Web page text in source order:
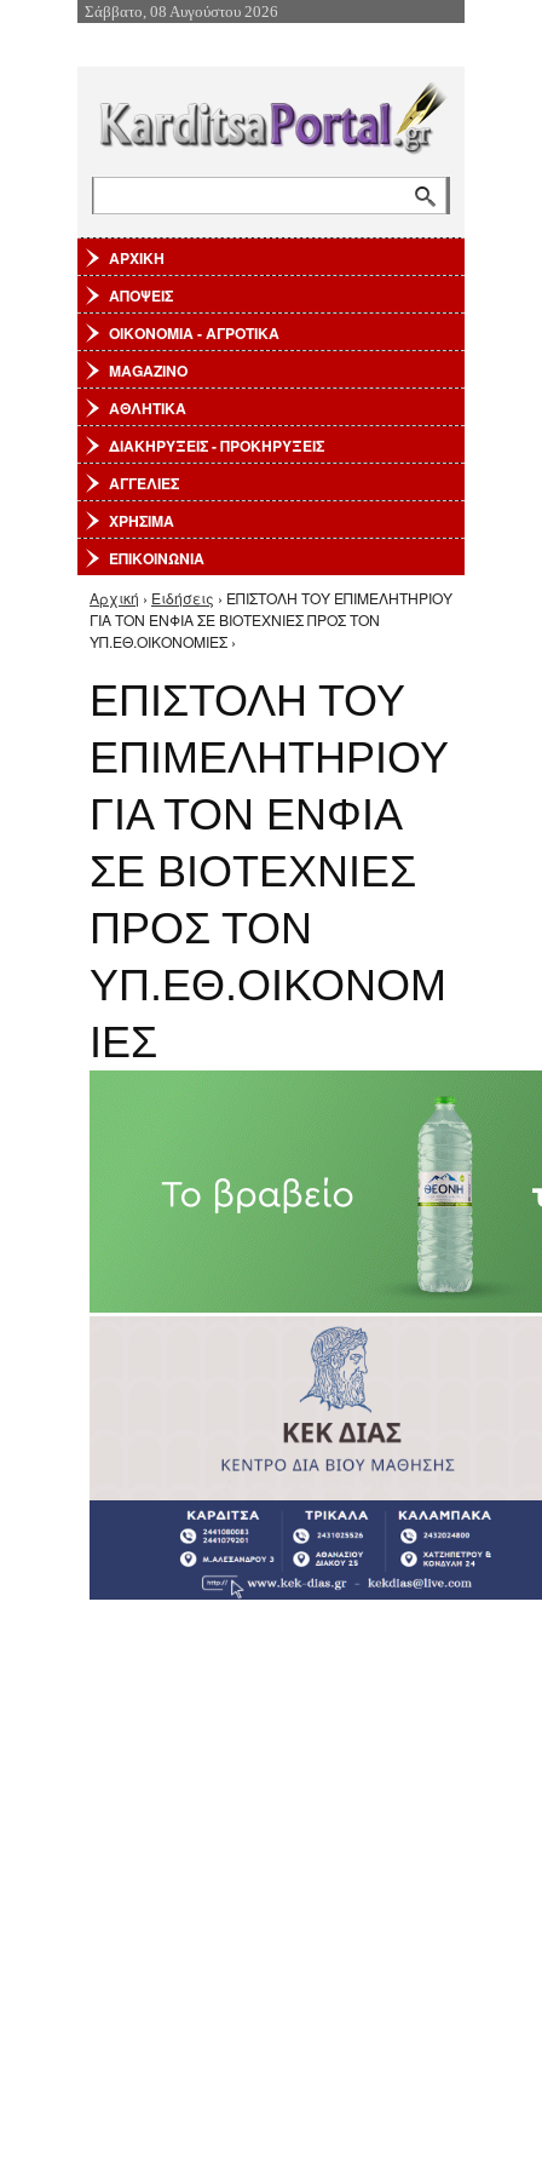
Επιστροφή στην Πλοήγηση
Σάββατο, 08 Αυγούστου 2026
ΑΡΧΙΚΗ
ΑΠΟΨΕΙΣ
ΟΙΚΟΝΟΜΙΑ - ΑΓΡΟΤΙΚΑ
MAGAZINO
ΑΘΛΗΤΙΚΑ
ΔΙΑΚΗΡΥΞΕΙΣ - ΠΡΟΚΗΡΥΞΕΙΣ
ΑΓΓΕΛΙΕΣ
ΧΡΗΣΙΜΑ
ΕΠΙΚΟΙΝΩΝΙΑ
Είστε εδώ
Αρχική › Ειδήσεις › ΕΠΙΣΤΟΛΗ ΤΟΥ ΕΠΙΜΕΛΗΤΗΡΙΟΥ
ΓΙΑ ΤΟΝ ΕΝΦΙΑ ΣΕ ΒΙΟΤΕΧΝΙΕΣ ΠΡΟΣ ΤΟΝ
ΥΠ.ΕΘ.ΟΙΚΟΝΟΜΙΕΣ ›
ΕΠΙΣΤΟΛΗ ΤΟΥ
ΕΠΙΜΕΛΗΤΗΡΙΟΥ
ΓΙΑ ΤΟΝ ΕΝΦΙΑ
ΣΕ ΒΙΟΤΕΧΝΙΕΣ
ΠΡΟΣ ΤΟΝ
ΥΠ.ΕΘ.ΟΙΚΟΝΟΜ
ΙΕΣ